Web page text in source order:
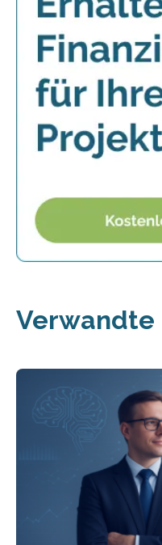
Verwandte